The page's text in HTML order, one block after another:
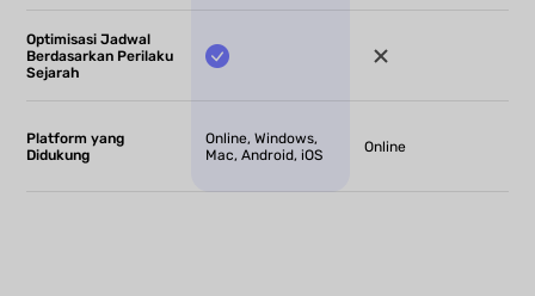
Optimisasi Jadwal
Berdasarkan Perilaku
Sejarah
Platform yang
Didukung
Online, Windows,
Mac, Android, iOS
Online